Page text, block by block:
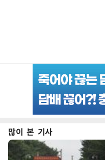
많이 본 기사